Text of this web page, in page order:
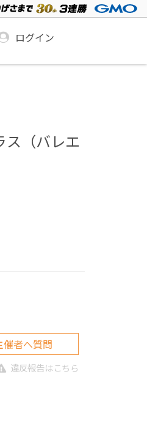
ログイン
ス（バレエ
催者へ質問
違反報告はこちら